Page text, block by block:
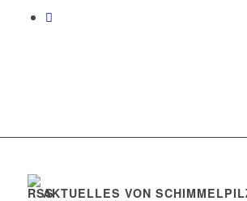
AKTUELLES VON